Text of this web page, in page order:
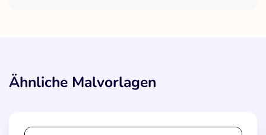
Ähnliche Malvorlagen